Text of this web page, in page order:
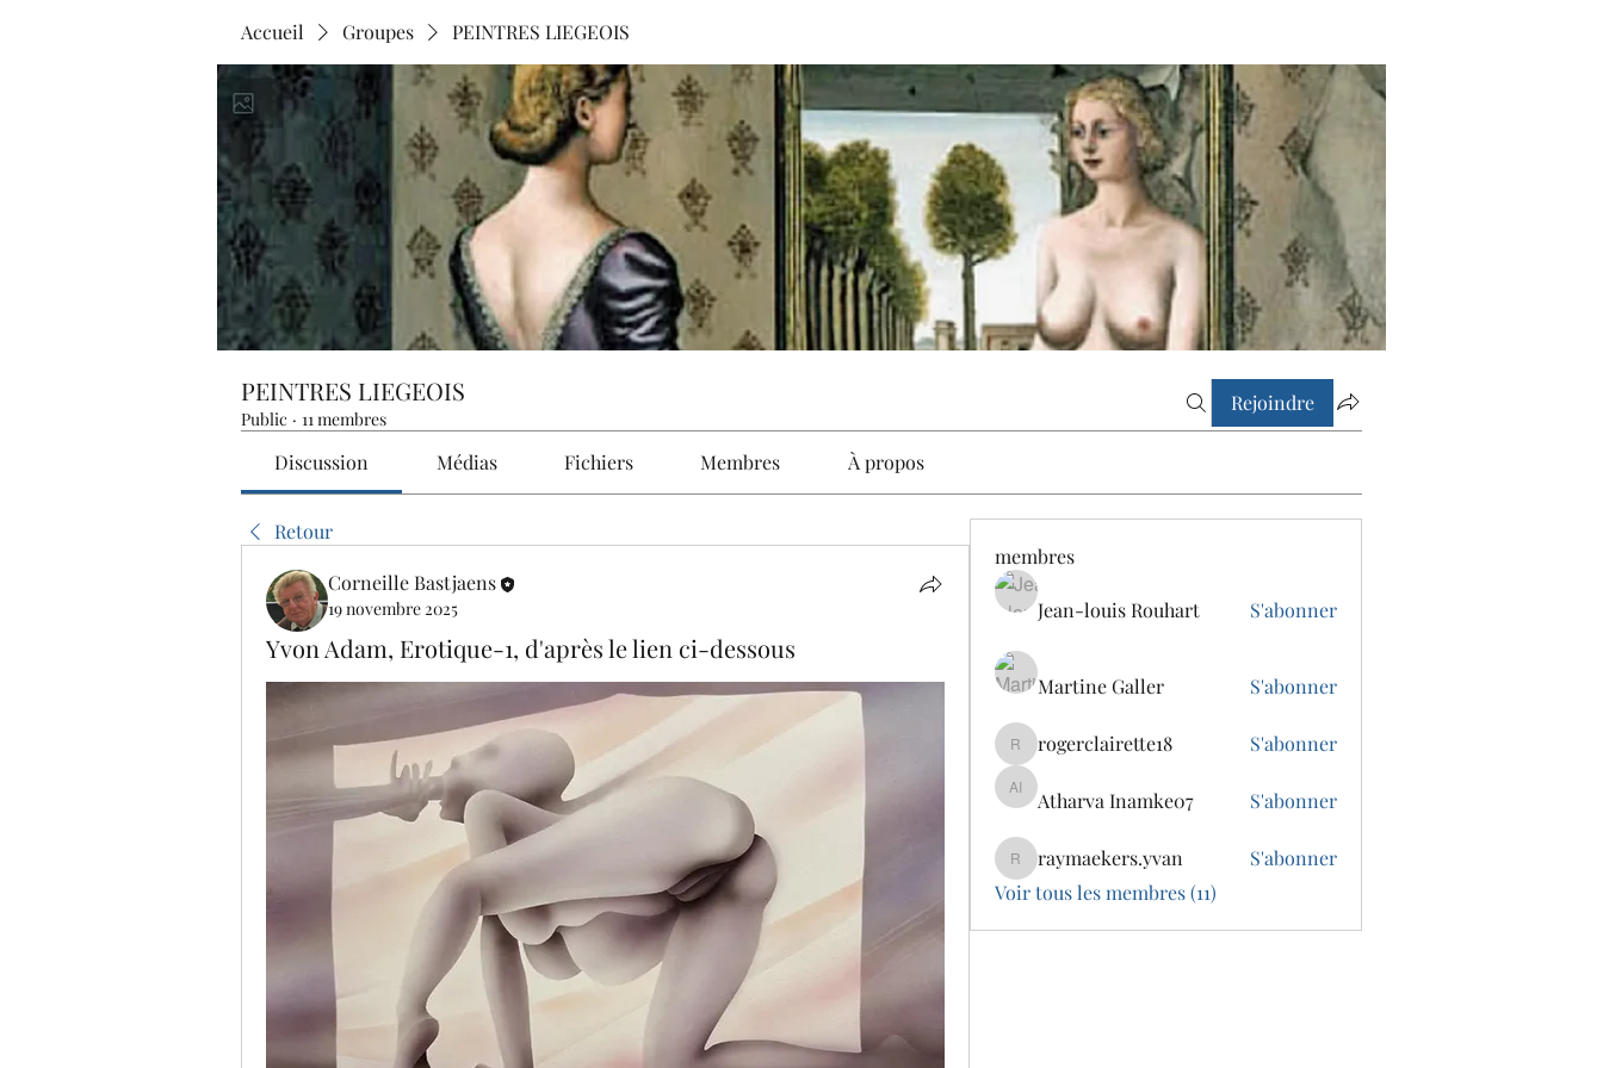
Accueil Groupes PEINTRES LIEGEOIS
PEINTRES LIEGEOIS
Public · 11 membres
Rejoindre
Discussion Médias Fichiers Membres À propos
Retour
Corneille Bastjaens
19 novembre 2025
Yvon Adam, Erotique-1, d'après le lien ci-dessous
membres
Jean-louis Rouhart S'abonner
Martine Galler S'abonner
rogerclairette18
rogerclairette18 S'abonner
Atharva Inamke07
Atharva Inamke07 S'abonner
raymaekers.yvan
raymaekers.yvan
S'abonner
Voir tous les membres (11)